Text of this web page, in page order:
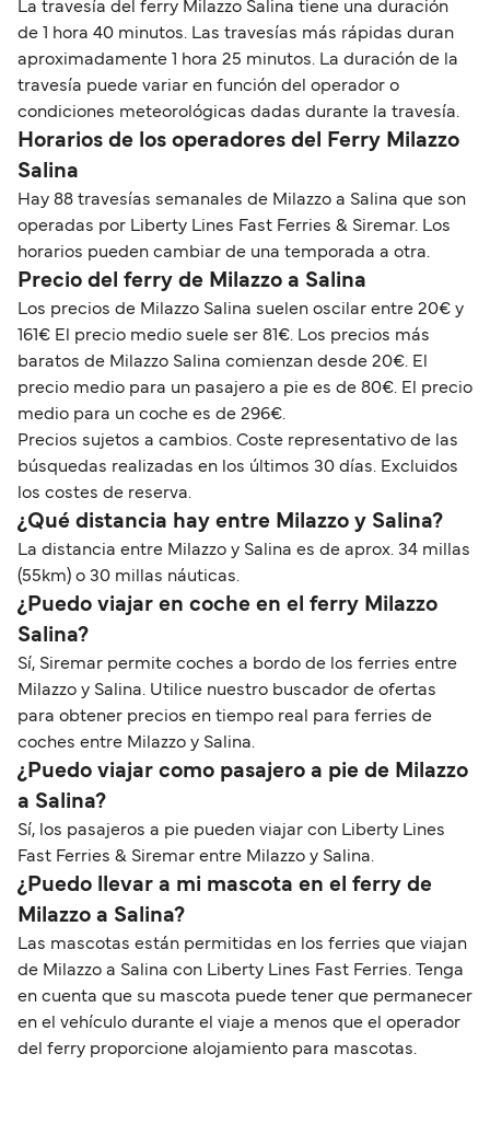
La travesía del ferry Milazzo Salina tiene una duración
de 1 hora 40 minutos. Las travesías más rápidas duran
aproximadamente 1 hora 25 minutos. La duración de la
travesía puede variar en función del operador o
condiciones meteorológicas dadas durante la travesía.
Horarios de los operadores del Ferry Milazzo
Salina
Hay 88 travesías semanales de Milazzo a Salina que son
operadas por Liberty Lines Fast Ferries & Siremar. Los
horarios pueden cambiar de una temporada a otra.
Precio del ferry de Milazzo a Salina
Los precios de Milazzo Salina suelen oscilar entre 20€ y
161€ El precio medio suele ser 81€. Los precios más
baratos de Milazzo Salina comienzan desde 20€. El
precio medio para un pasajero a pie es de 80€. El precio
medio para un coche es de 296€.
Precios sujetos a cambios. Coste representativo de las
búsquedas realizadas en los últimos 30 días. Excluidos
los costes de reserva.
¿Qué distancia hay entre Milazzo y Salina?
La distancia entre Milazzo y Salina es de aprox. 34 millas
(55km) o 30 millas náuticas.
¿Puedo viajar en coche en el ferry Milazzo
Salina?
Sí, Siremar permite coches a bordo de los ferries entre
Milazzo y Salina. Utilice nuestro buscador de ofertas
para obtener precios en tiempo real para ferries de
coches entre Milazzo y Salina.
¿Puedo viajar como pasajero a pie de Milazzo
a Salina?
Sí, los pasajeros a pie pueden viajar con Liberty Lines
Fast Ferries & Siremar entre Milazzo y Salina.
¿Puedo llevar a mi mascota en el ferry de
Milazzo a Salina?
Las mascotas están permitidas en los ferries que viajan
de Milazzo a Salina con Liberty Lines Fast Ferries. Tenga
en cuenta que su mascota puede tener que permanecer
en el vehículo durante el viaje a menos que el operador
del ferry proporcione alojamiento para mascotas.